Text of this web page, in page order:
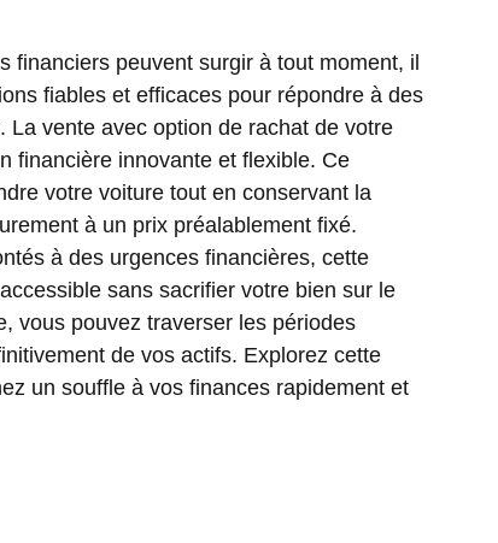
financiers peuvent surgir à tout moment, il
fiables et efficaces pour répondre à des
La vente avec option de rachat de votre
financière innovante et flexible. Ce
votre voiture tout en conservant la
à un prix préalablement fixé.
à des urgences financières, cette
sans sacrifier votre bien sur le
vous pouvez traverser les périodes
de vos actifs. Explorez cette
un souffle à vos finances rapidement et